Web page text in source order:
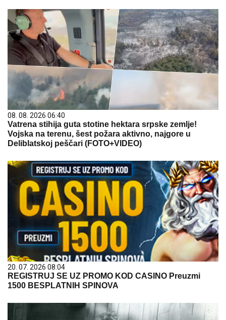
08. 08. 2026 06:40
Vatrena stihija guta stotine hektara srpske zemlje!
Vojska na terenu, šest požara aktivno, najgore u
Deliblatskoj peščari (FOTO+VIDEO)
20. 07. 2026 08:04
REGISTRUJ SE UZ PROMO KOD CASINO Preuzmi
1500 BESPLATNIH SPINOVA